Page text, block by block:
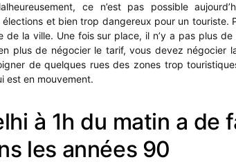
ce n’est pas possible
et bien trop dangereux pour un touriste.
la ville. Une fois sur place, il n’y a pas plus de
plus de négocier le tarif, vous devez négocier
de quelques rues des zones trop
est en mouvement.
à 1h du matin a de
les années 90